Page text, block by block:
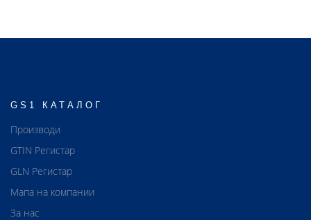
GS1 КАТАЛОГ
Производи
GTIN Регистар
GLN Регистар
Мапа на компании
За нас